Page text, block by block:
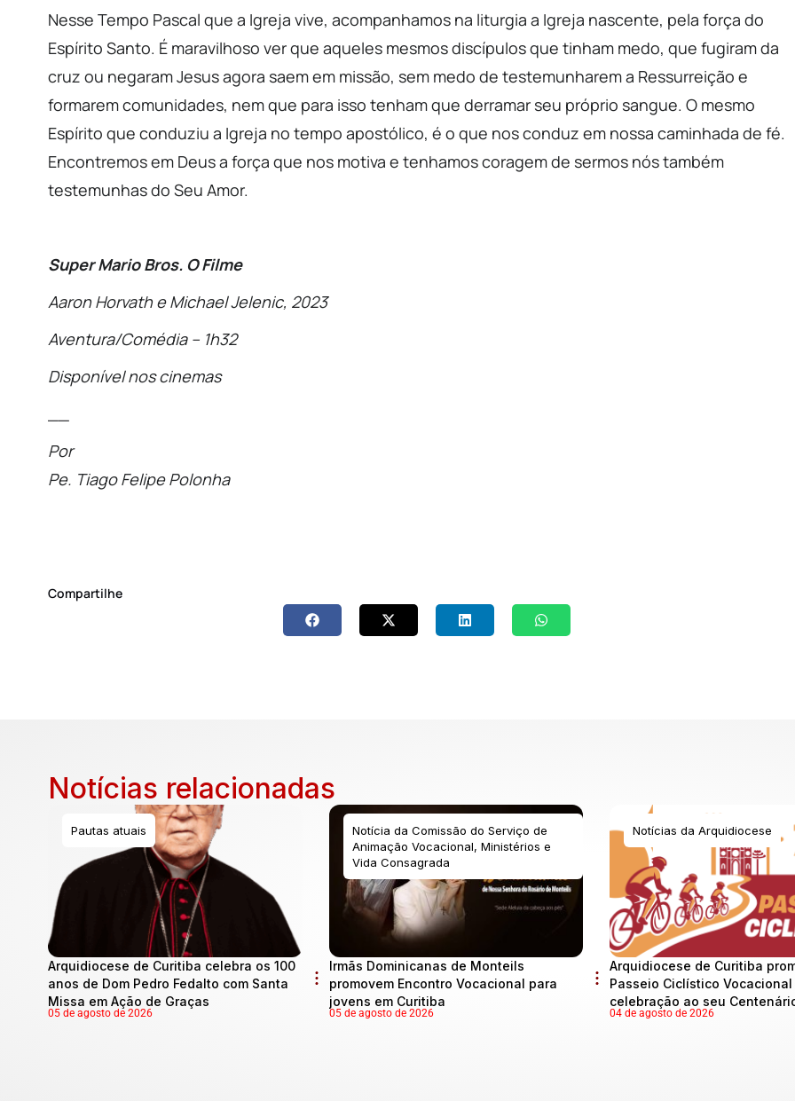
Nesse Tempo Pascal que a Igreja vive, acompanhamos na liturgia a Igreja nascente, pela força do
Espírito Santo. É maravilhoso ver que aqueles mesmos discípulos que tinham medo, que fugiram da
cruz ou negaram Jesus agora saem em missão, sem medo de testemunharem a Ressurreição e
formarem comunidades, nem que para isso tenham que derramar seu próprio sangue. O mesmo
Espírito que conduziu a Igreja no tempo apostólico, é o que nos conduz em nossa caminhada de fé.
Encontremos em Deus a força que nos motiva e tenhamos coragem de sermos nós também
testemunhas do Seu Amor.
Super Mario Bros. O Filme
Aaron Horvath e Michael Jelenic, 2023
Aventura/Comédia – 1h32
Disponível nos cinemas
Por
Pe. Tiago Felipe Polonha
Compartilhe
Notícias relacionadas
Pautas atuais
Arquidiocese de Curitiba celebra os 100
anos de Dom Pedro Fedalto com Santa
Missa em Ação de Graças
05 de agosto de 2026
Notícia da Comissão do Serviço de
Animação Vocacional, Ministérios e
Vida Consagrada
Irmãs Dominicanas de Monteils
promovem Encontro Vocacional para
jovens em Curitiba
05 de agosto de 2026
Notícias da Arquidiocese
Arquidiocese de Curitiba
Passeio Ciclístico Vocacional
celebração ao seu
04 de agosto de 2026